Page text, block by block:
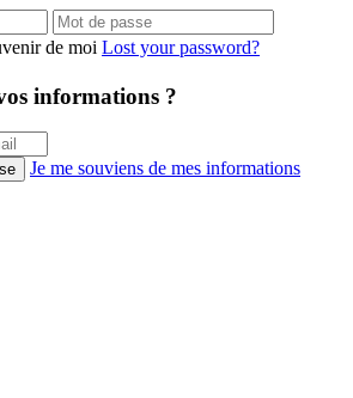
de moi Lost your password?
informations ?
Je me souviens de mes informations